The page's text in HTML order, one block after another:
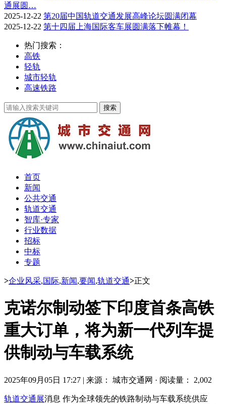
通展圆…
2025-12-22 第20届中国轨道交通发展高峰论坛圆满闭幕
2025-12-22 第十四届上海国际客车展圆满落下帷幕！
热门搜索：
高铁
轻轨
城市轻轨
高速铁路
首页
新闻
公共交通
轨道交通
智库·专家
行业数据
招标
中标
专题
>企业风采,国际,新闻,要闻,轨道交通>正文
克诺尔制动签下印度首条高铁
重大订单，将为新一代列车提
供制动与车载系统
2025年09月05日 17:27 | 来源： 城市交通网 · 阅读量： 2,002
轨道交通展消息 作为全球领先的铁路制动与车载系统供应